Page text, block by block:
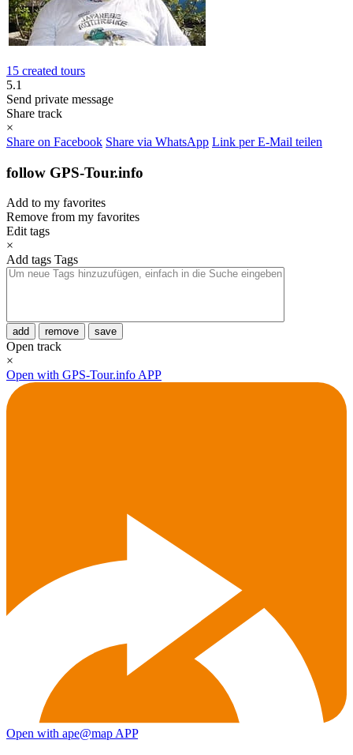
15 created tours
5.1
Send private message
Share track
×
Share on Facebook Share via WhatsApp Link per E-Mail teilen
follow GPS-Tour.info
Add to my favorites
Remove from my favorites
Edit tags
×
Add tags Tags
add remove save
Open track
×
Open with GPS-Tour.info APP
Open with ape@map APP